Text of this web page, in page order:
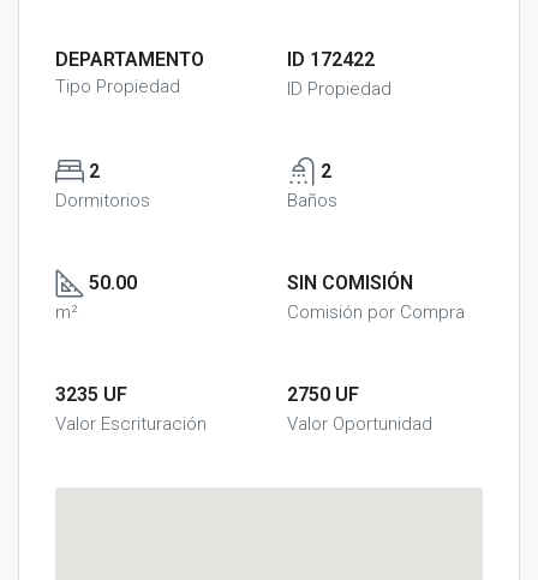
DEPARTAMENTO
Tipo Propiedad
ID 172422
ID Propiedad
2
Dormitorios
2
Baños
50.00
m²
SIN COMISIÓN
Comisión por Compra
3235 UF
Valor Escrituración
2750 UF
Valor Oportunidad